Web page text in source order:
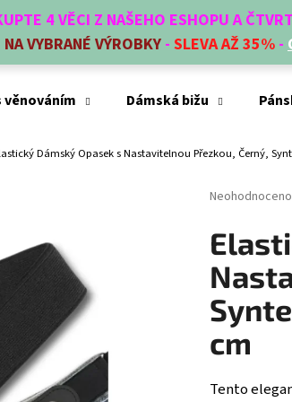
4 VĚCI Z NAŠEHO ESHOPU A
NA VYBRANÉ VÝROBKY - SLEVA AŽ 35% -
věnováním Dámská bižu
Dámský Opasek s Nastavitelnou Přezkou, Černý,
Průměrné
produktu
je
0,0
5
hvězdiček.
Neohodnoceno
cm
Tento
Co potřebujete najít?